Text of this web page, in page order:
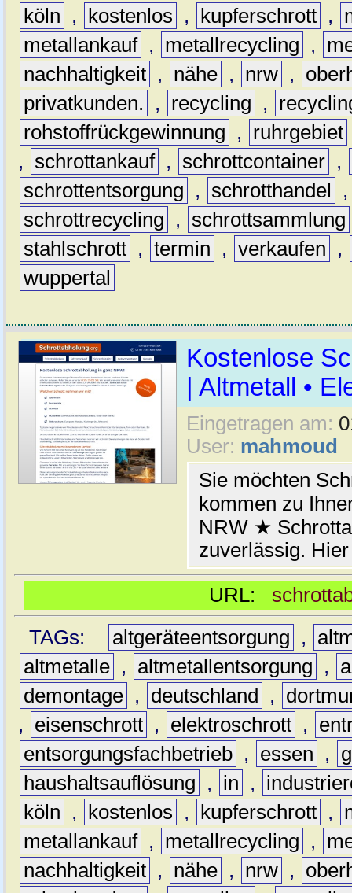
köln , kostenlos , kupferschrott ,
metallankauf , metallrecycling ,
nachhaltigkeit , nähe , nrw ,
privatkunden.
, recycling ,
rohstoffrückgewinnung
, ruhrgebiet
,
schrottankauf , schrottcontainer ,
schrottentsorgung
, schrotthandel
schrottrecycling
, schrottsammlung
stahlschrott , termin , verkaufen
,
wuppertal
Kostenlose
| Altmetall •
Eingetragen am:
User: mahmoud
Sie möchten
kommen zu
NRW ★
zuverlässig.
URL:
TAGs:
altgeräteentsorgung ,
altmetalle , altmetallentsorgung ,
demontage , deutschland ,
,
eisenschrott , elektroschrott ,
entsorgungsfachbetrieb , essen ,
haushaltsauflösung
, in ,
köln
, kostenlos , kupferschrott ,
metallankauf , metallrecycling ,
nachhaltigkeit , nähe , nrw ,